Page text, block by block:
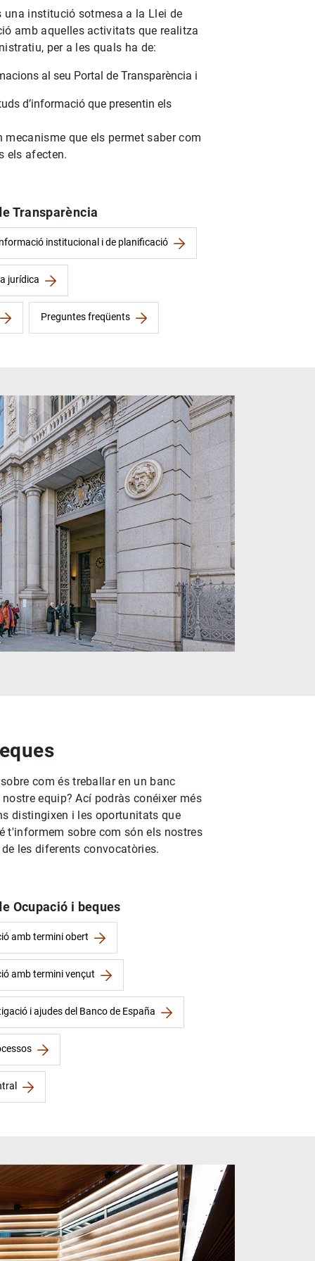
una institució sotmesa a la Llei de
amb aquelles activitats que realitza
per a les quals ha de:
al seu Portal de Transparència i
d’informació que presentin els
mecanisme que els permet saber com
els afecten.
Transparència
institucional i de planificació
jurídica
Preguntes freqüents
com és treballar en un banc
equip? Ací podràs conéixer més
distingixen i les oportunitats que
t'informem sobre com són els nostres
les diferents convocatòries.
Ocupació i beques
amb termini obert
amb termini vençut
i ajudes del Banco de España